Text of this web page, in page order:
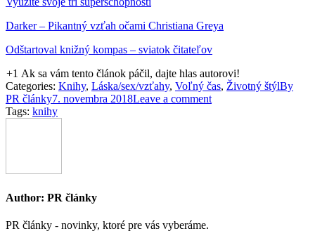
Darker – Pikantný vzťah očami Christiana Greya
Odštartoval knižný kompas – sviatok čitateľov
+1 Ak sa vám tento článok páčil, dajte hlas autorovi!
Categories: Knihy, Láska/sex/vzťahy, Voľný čas, Životný štýlBy
PR články7. novembra 2018Leave a comment
Tags: knihy
Author: PR články
PR články - novinky, ktoré pre vás vyberáme.